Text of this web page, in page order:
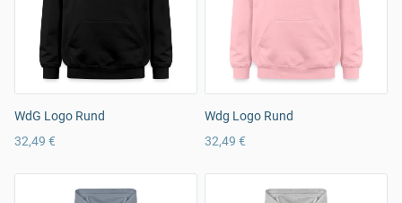
WdG Logo Rund
32,49 €
Wdg Logo Rund
32,49 €